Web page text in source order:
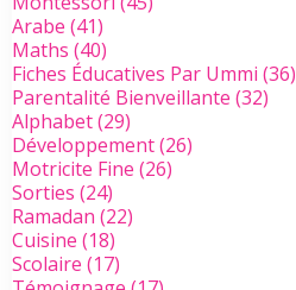
Arabe (41)
Maths (40)
Fiches Éducatives Par Ummi (36)
Parentalité Bienveillante (32)
Alphabet(29)
Développement(26)
Motricite Fine (26)
Sorties (24)
Ramadan (22)
Cuisine (18)
Scolaire (17)